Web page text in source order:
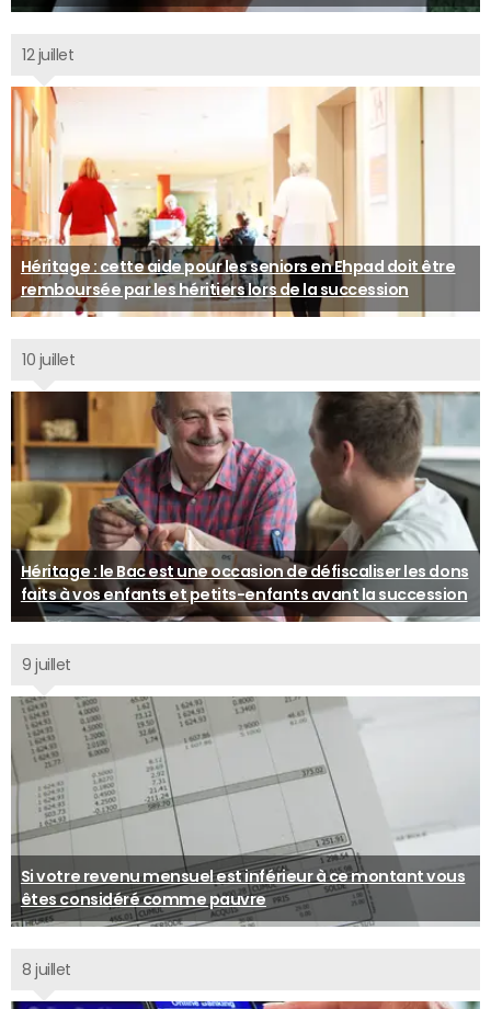
12 juillet
Héritage : cette aide pour les seniors en Ehpad doit être
remboursée par les héritiers lors de la succession
10 juillet
Héritage : le Bac est une occasion de défiscaliser les dons
faits à vos enfants et petits-enfants avant la succession
9 juillet
Si votre revenu mensuel est inférieur à ce montant vous
êtes considéré comme pauvre
8 juillet